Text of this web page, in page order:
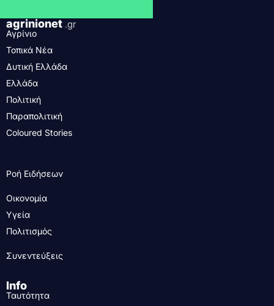
agrinionet .gr
Αγρίνιο
Τοπικά Νέα
Δυτική Ελλάδα
Ελλάδα
Πολιτική
Παραπολιτική
Coloured Stories
Ροή Ειδήσεων
Οικονομία
Υγεία
Πολιτισμός
Συνεντεύξεις
Info
Ταυτότητα